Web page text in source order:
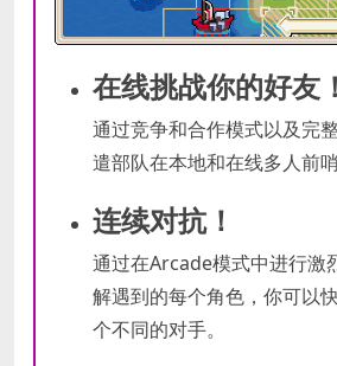
在线挑战你的好友！
通过竞争和合作模式以及完
遣部队在本地和在线多人前哨
连续对抗！
通过在Arcade模式中进行激
解遇到的每个角色，你可以
个不同的对手。